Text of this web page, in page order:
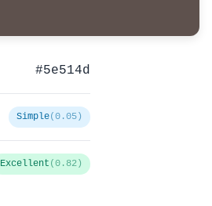
#5e514d
Simple(0.05)
Excellent (0.82)